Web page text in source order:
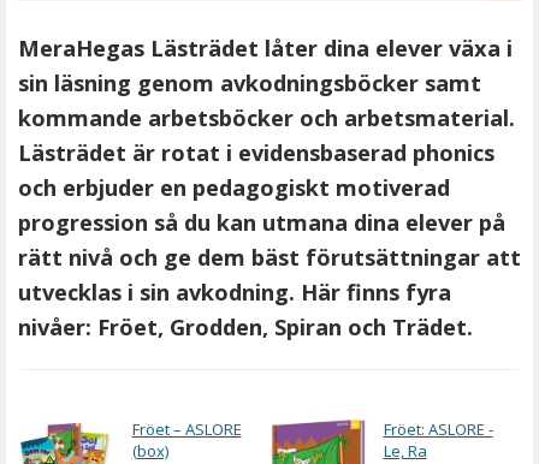
MeraHegas Lästrädet låter dina elever växa i
sin läsning genom avkodningsböcker samt
kommande arbetsböcker och arbetsmaterial.
Lästrädet är rotat i evidensbaserad phonics
och erbjuder en pedagogiskt motiverad
progression så du kan utmana dina elever på
rätt nivå och ge dem bäst förutsättningar att
utvecklas i sin avkodning. Här finns fyra
nivåer: Fröet, Grodden, Spiran och Trädet.
Fröet – ASLORE
(box)
Fröet: ASLORE -
Le, Ra